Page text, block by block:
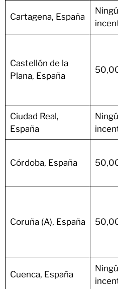
Cartagena, España
Castellón de la
Plana, España
Ciudad Real,
España
Córdoba, España
Coruña (A), España
Cuenca, España